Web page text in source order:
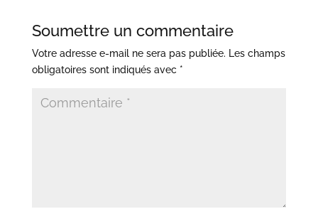
Soumettre un commentaire
Votre adresse e-mail ne sera pas publiée. Les champs
obligatoires sont indiqués avec *